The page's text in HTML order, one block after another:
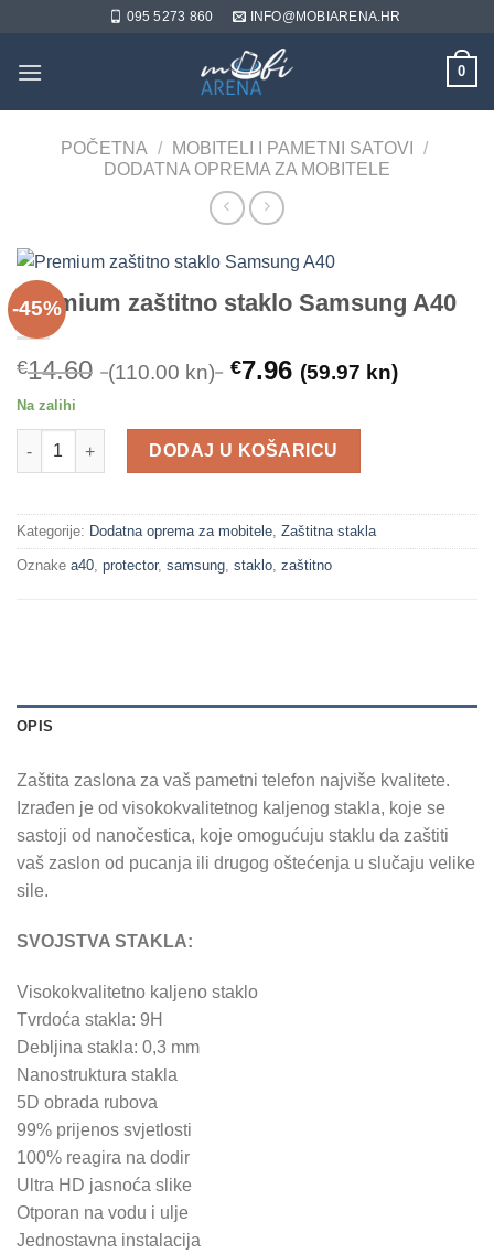
content
095 5273 860 INFO@MOBIARENA.HR
0
POČETNA / MOBITELI I PAMETNI SATOVI
/
DODATNA OPREMA ZA MOBITELE
-45%
Premium zaštitno staklo Samsung A40
€14.60 (110.00 kn) €7.96 (59.97 kn)
Na zalihi
Premium zaštitno staklo Samsung A40 količina
DODAJ U KOŠARICU
Kategorije: Dodatna oprema za mobitele, Zaštitna stakla
Oznake a40, protector, samsung, staklo, zaštitno
OPIS
Zaštita zaslona za vaš pametni telefon najviše kvalitete.
Izrađen je od visokokvalitetnog kaljenog stakla, koje se
sastoji od nanočestica, koje omogućuju staklu da zaštiti
vaš zaslon od pucanja ili drugog oštećenja u slučaju velike
sile.
SVOJSTVA STAKLA:
Visokokvalitetno kaljeno staklo
Tvrdoća stakla: 9H
Debljina stakla: 0,3 mm
Nanostruktura stakla
5D obrada rubova
99% prijenos svjetlosti
100% reagira na dodir
Ultra HD jasnoća slike
Otporan na vodu i ulje
Jednostavna instalacija